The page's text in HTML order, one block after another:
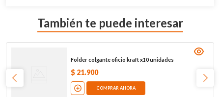
También te puede interesar
Folder colgante oficio kraft x10 unidades
$ 21.900
COMPRAR AHORA